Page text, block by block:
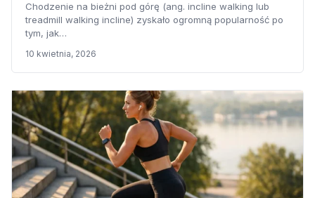
Chodzenie na bieżni pod górę (ang. incline walking lub
treadmill walking incline) zyskało ogromną popularność po
tym, jak…
10 kwietnia, 2026